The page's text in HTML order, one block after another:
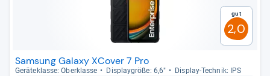
Gut
2,0
Samsung Galaxy XCover 7 Pro
Gerä­te­klasse: Ober­klasse Dis­play­größe: 6,6"
Dis­play-​Tech­nik: IPS